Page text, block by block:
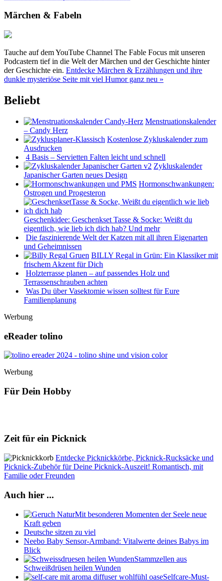
Märchen & Fabeln
Tauche auf dem YouTube Channel The Fable Focus mit unseren
Podcastern tief in die Welt der Märchen und der Geschichte hinter
der Geschichte ein. Entdecke Märchen & Erzählungen und ihre
dunkle mysteriöse Seite mit viel Humor ganz neu »
Beliebt
Menstruationskalender
– Candy Herz
Kostenlose Zykluskalender zum
Ausdrucken
4 Basis – Servietten Falten leicht und schnell
Zykluskalender
Japanischer Garten neues Design
Hormonschwankungen:
Östrogen und Progesteron
Geschenkidee: Geschenkset Tasse & Socke: Weißt du
eigentlich, wie lieb ich dich hab? Und mehr
Die faszinierende Welt der Katzen mit all ihren Eigenarten
und Geheimnissen
BILLY Regal in Grün: Ein Klassiker mit
frischem Akzent für Dich
Holzterrasse planen – auf passendes Holz und
Terrassenschrauben achten
Was Du über Vasektomie wissen solltest für Eure
Familienplanung
Werbung
eReader tolino
Werbung
Für Dein Hobby
Zeit für ein Picknick
Entdecke Picknickkörbe, Picknick-Rucksäcke und
Picknick-Zubehör für Deine Picknick-Auszeit! Romantisch, mit
Familie oder Freunden
Auch hier ...
Mit besonderen Momenten der Seele neue
Kraft geben
Deutsche sitzen zu viel
Neebo Baby Sensor-Armband: Vitalwerte deines Babys im
Blick
Stammzellen aus
Schweißdrüsen heilen Wunden
Selfcare-Must-